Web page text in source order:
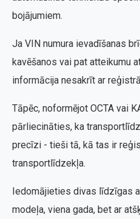
bojājumiem.
Ja VIN numura ievadīšanas
kavēšanos vai pat atteikumu
informācija nesakrīt ar
Tāpēc, noformējot OCTA vai
pārliecināties, ka
precīzi - tieši tā, kā tas ir
transportlīdzekļa.
Iedomājieties divas līdzīgas
modeļa, viena gada, bet ar